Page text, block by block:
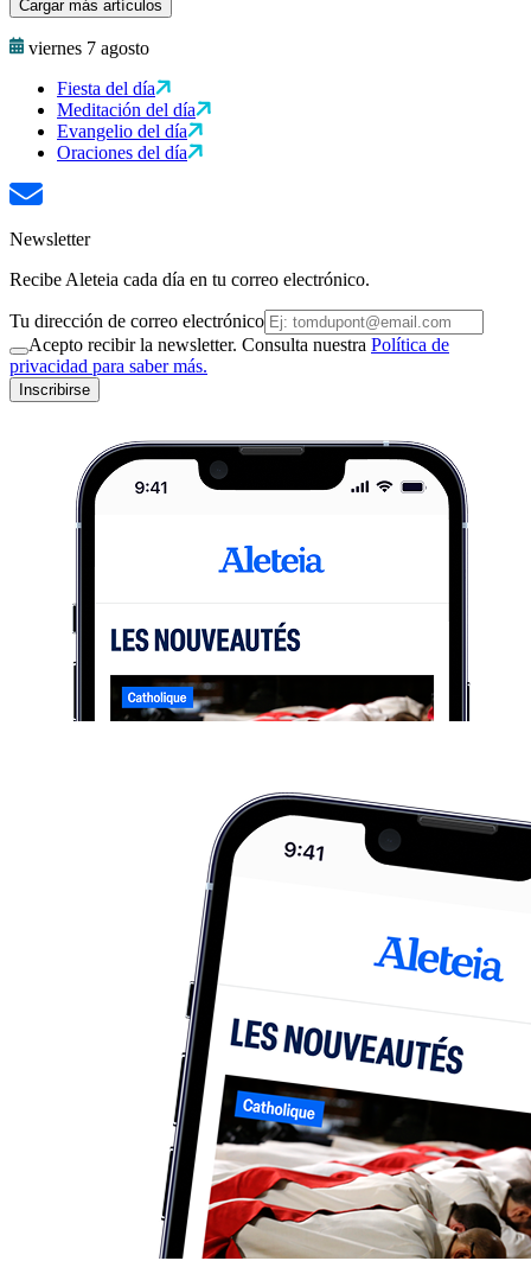
Cargar más artículos
viernes 7 agosto
Fiesta del día
Meditación del día
Evangelio del día
Oraciones del día
Newsletter
Recibe Aleteia cada día en tu correo electrónico.
Tu dirección de correo electrónico
Acepto recibir la newsletter. Consulta nuestra Política de
privacidad para saber más.
Inscribirse